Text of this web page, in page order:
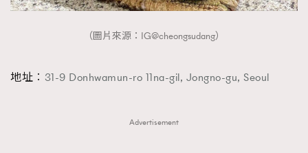
（圖片來源：IG@cheongsudang）
地址︰ 31-9 Donhwamun-ro 11na-gil, Jongno-gu, Seoul
Advertisement